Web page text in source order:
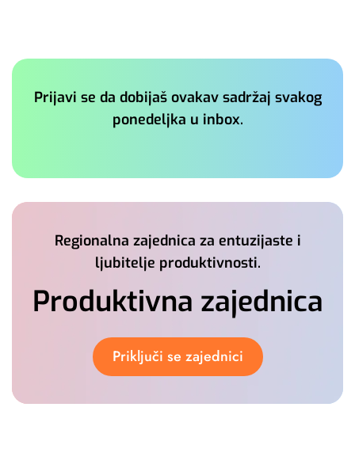
Prijavi se da dobijaš ovakav sadržaj svakog
ponedeljka u inbox.
Regionalna zajednica za entuzijaste i
ljubitelje produktivnosti.
Produktivna zajednica
Priključi se zajednici